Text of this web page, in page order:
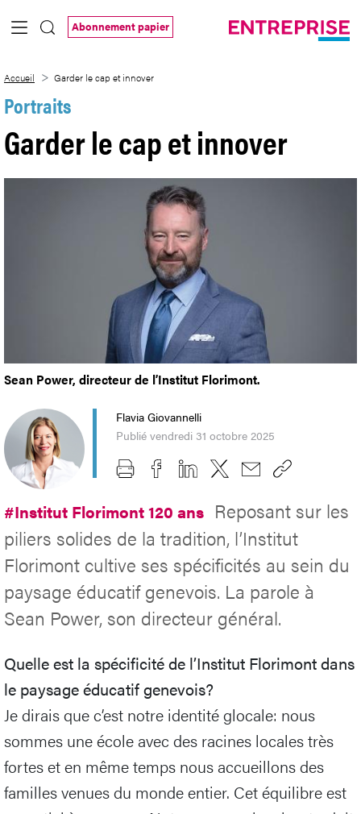
Saut au contenu principal
Abonnement papier
Accueil Garder le cap et innover
Portraits
Garder le cap et innover
Sean Power, directeur de l’Institut Florimont.
Flavia Giovannelli
Publié vendredi 31 octobre 2025
#Institut Florimont 120 ans Reposant sur les
piliers solides de la tradition, l’Institut
Florimont cultive ses spécificités au sein du
paysage éducatif genevois. La parole à
Sean Power, son directeur général.
Quelle est la spécificité de l’Institut Florimont dans
le paysage éducatif genevois?
Je dirais que c’est notre identité glocale: nous
sommes une école avec des racines locales très
fortes et en même temps nous accueillons des
familles venues du monde entier. Cet équilibre est